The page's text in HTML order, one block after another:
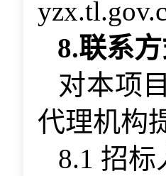
8.联系
对本项
代理机构
8.1 招标